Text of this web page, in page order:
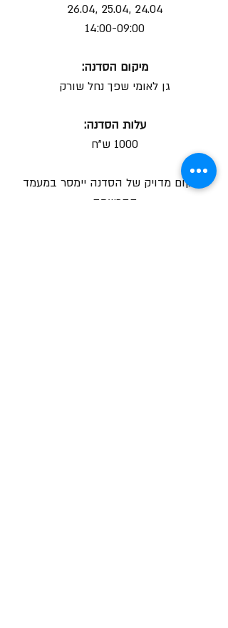
24.04 ,25.04 ,26.04
14:00-09:00
מיקום הסדנה:
גן לאומי שפך נחל שורק
עלות הסדנה:
1000 ש"ח
*מיקום מדויק של הסדנה יימסר במעמד
ההרשמה